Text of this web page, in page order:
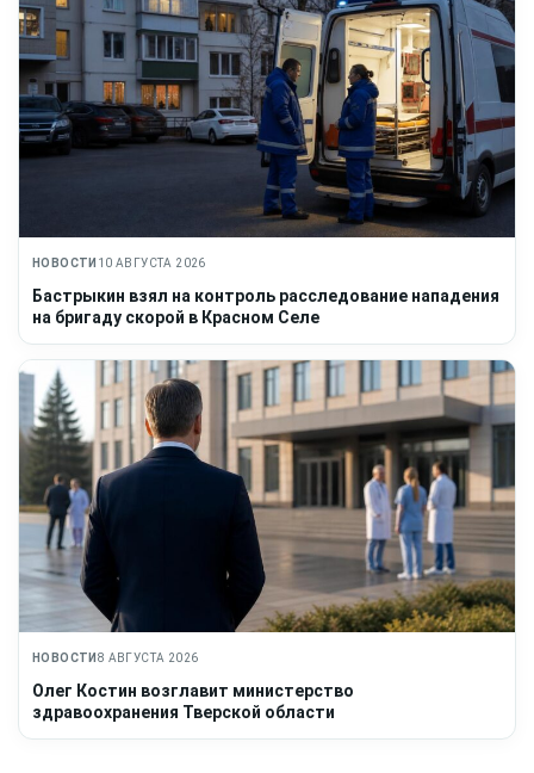
НОВОСТИ 10 АВГУСТА 2026
Бастрыкин взял на контроль расследование нападения
на бригаду скорой в Красном Селе
НОВОСТИ 8 АВГУСТА 2026
Олег Костин возглавит министерство
здравоохранения Тверской области